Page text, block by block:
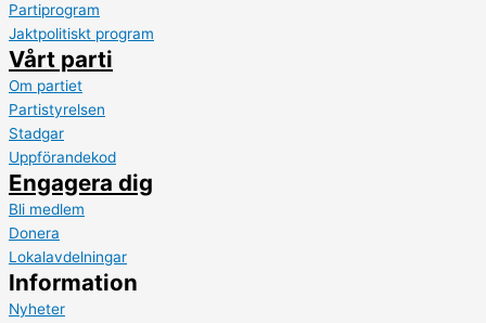
Partiprogram
Jaktpolitiskt program
Vårt parti
Om partiet
Partistyrelsen
Stadgar
Uppförandekod
Engagera dig
Bli medlem
Donera
Lokalavdelningar
Information
Nyheter